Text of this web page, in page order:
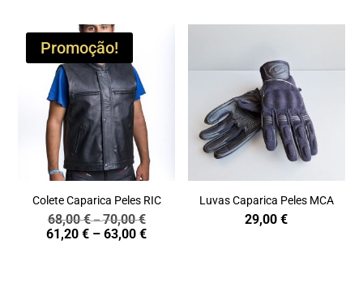
Promoção!
Colete Caparica Peles RIC
68,00€–70,00€Price
range:
61,20€ – 63,00€Price
Luvas Caparica Peles MCA
29,00€